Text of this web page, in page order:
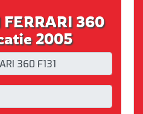
FERRARI 360
2005